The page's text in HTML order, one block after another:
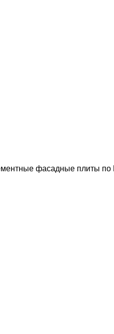
фасадные плиты